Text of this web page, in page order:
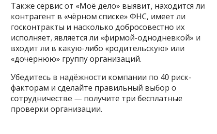
Также сервис от «Моё дело» выявит, находится ли
контрагент в «чёрном списке» ФНС, имеет ли
госконтракты и насколько добросовестно их
исполняет, является ли «фирмой-однодневкой» и
входит ли в какую-либо «родительскую» или
«дочернюю» группу организаций.
Убедитесь в надёжности компании по 40 риск-
факторам и сделайте правильный выбор о
сотрудничестве — получите три бесплатные
проверки организации.